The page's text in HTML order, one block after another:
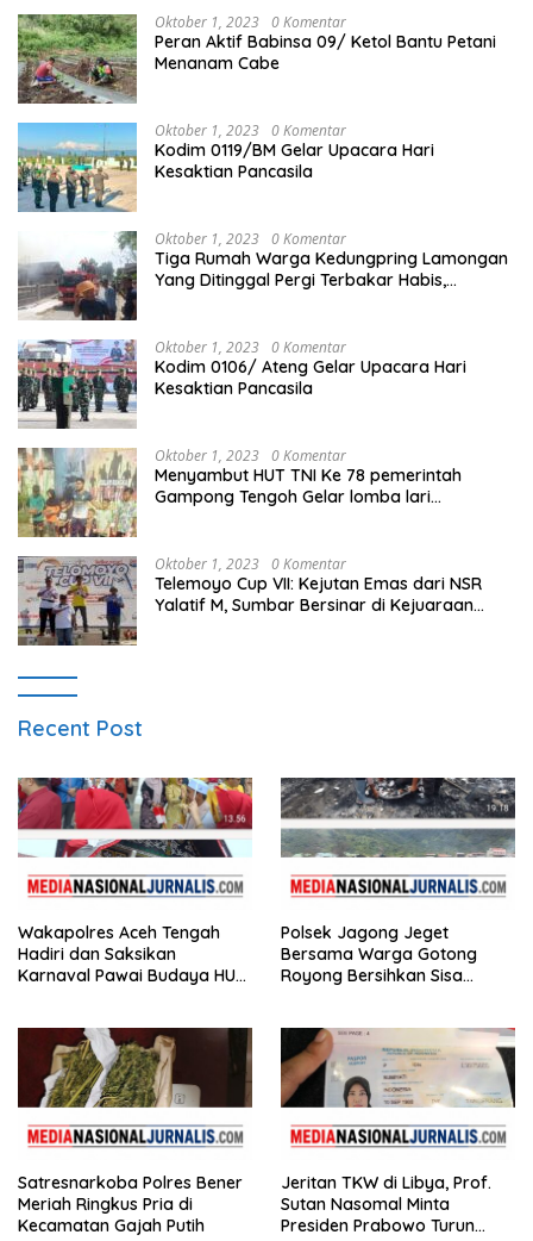
Oktober 1, 2023 0 Komentar
Peran Aktif Babinsa 09/ Ketol Bantu Petani
Menanam Cabe
Oktober 1, 2023 0 Komentar
Kodim 0119/BM Gelar Upacara Hari
Kesaktian Pancasila
Oktober 1, 2023 0 Komentar
Tiga Rumah Warga Kedungpring Lamongan
Yang Ditinggal Pergi Terbakar Habis,
Oktober 1, 2023 0 Komentar
Kodim 0106/ Ateng Gelar Upacara Hari
Kesaktian Pancasila
Oktober 1, 2023 0 Komentar
Menyambut HUT TNI Ke 78 pemerintah
Gampong Tengoh Gelar lomba lari
Oktober 1, 2023 0 Komentar
Telemoyo Cup VII: Kejutan Emas dari NSR
Yalatif M, Sumbar Bersinar di Kejuaraan
Recent Post
Wakapolres Aceh Tengah
Hadiri dan Saksikan
Karnaval Pawai Budaya HUT
Polsek Jagong Jeget
Bersama Warga Gotong
Royong Bersihkan Sisa
Satresnarkoba Polres Bener
Meriah Ringkus Pria di
Kecamatan Gajah Putih
Jeritan TKW di Libya, Prof.
Sutan Nasomal Minta
Presiden Prabowo Turun